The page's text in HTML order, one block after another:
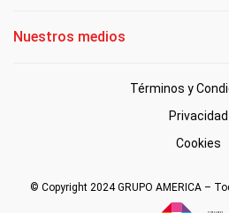
Nuestros medios
Términos y
Privacidad
Cookies
© Copyright 2024 GRUPO AMERICA –